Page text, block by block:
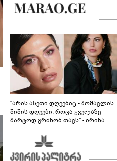
"არის ასეთი დღეებიც - მომავლის
შიშის დღეები, როცა ყველაზე
მარტოდ გრძნობ თავს" - ირინა